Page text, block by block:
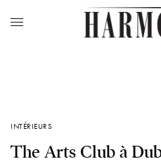
INTÉRIEURS
The Arts Club à